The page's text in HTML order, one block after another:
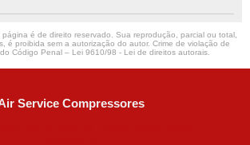
é de direito reservado. Sua reprodução, parcial ou total,
é proibida sem a autorização do autor. Crime de violação de
Código Penal – Lei 9610/98 - Lei de direitos autorais.
Service Compressores